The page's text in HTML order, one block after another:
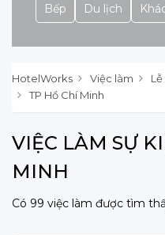
Bếp
Du lịch
HotelWorks Việc làm
TP Hồ Chí Minh
VIỆC LÀM SỰ
MINH
Có 99 việc làm được tìm